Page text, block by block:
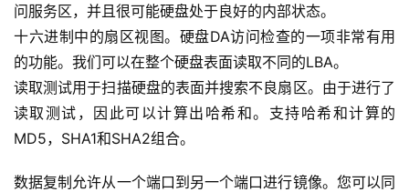
问服务区，并且很可能硬盘处于良好的内部状态。
十六进制中的扇区视图。硬盘DA访问检查的一项非常有用
的功能。我们可以在整个硬盘表面读取不同的LBA。
读取测试用于扫描硬盘的表面并搜索不良扇区。由于进行了
读取测试，因此可以计算出哈希和。支持哈希和计算的
MD5，SHA1和SHA2组合。
数据复制允许从一个端口到另一个端口进行镜像。您可以同